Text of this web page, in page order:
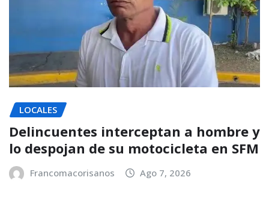
LOCALES
Delincuentes interceptan a hombre y
lo despojan de su motocicleta en SFM
Francomacorisanos Ago 7, 2026